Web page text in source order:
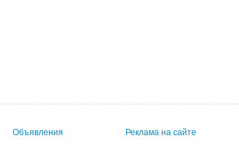
Объявления Реклама на сайте